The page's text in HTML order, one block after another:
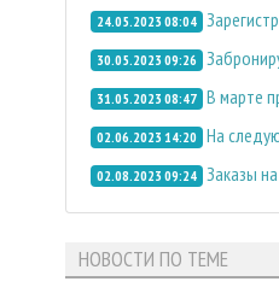
24.05.2023 08:04
30.05.2023 09:26
31.05.2023 08:47 В марте
02.06.2023 14:20 На
02.08.2023 09:24 Заказы
НОВОСТИ ПО ТЕМЕ